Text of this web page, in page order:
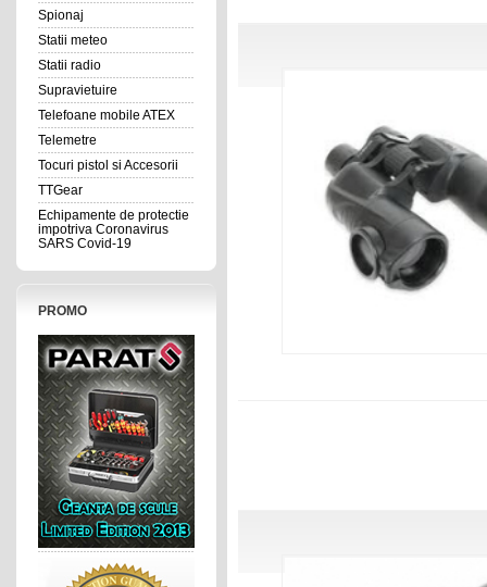
Spionaj
Statii meteo
Statii radio
Supravietuire
Telefoane mobile ATEX
Telemetre
Tocuri pistol si Accesorii
TTGear
Echipamente de protectie
impotriva Coronavirus
SARS Covid-19
PROMO